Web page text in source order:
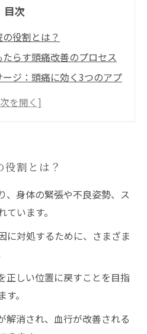
目次
役割とは？
らす頭痛改善のプロセス
ジ：頭痛に効く3つのアプ
る前に知っておきたいこ
整骨院施術で得た新たな
割とは？
、身体の緊張や不良姿勢、ス
います。
に対処するために、さまざま
正しい位置に戻すことを目指
。
解消され、血行が改善される